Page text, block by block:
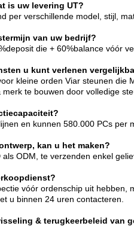
is uw levering UT?
per verschillende model, stijl,
van uw bedrijf?
die + 60%balance vóór
u kunt verlenen
kleine orden Viar steunen die
te bouwen door volledige
en kunnen 580.000 PCs per
kan u het maken?
als ODM, te verzenden enkel
vóór ordenschip uit
u binnen 24 uren contacteren.
& terugkeerbeleid van